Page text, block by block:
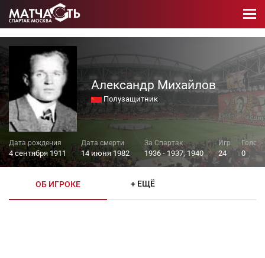
Александр Михайлов
Полузащитник
4 сентября 1911 14 июня 1982 1936 - 1937, 1940 24 0
ОБ ИГРОКЕ + ЕЩЁ